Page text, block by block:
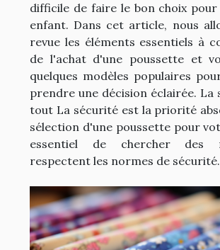
difficile de faire le bon choix
enfant. Dans cet article, nous
revue les éléments essentiels à
de l'achat d'une poussette et
quelques modèles populaires
prendre une décision éclairée. La
tout La sécurité est la priorité
sélection d'une poussette pour
essentiel de chercher des
respectent les normes de